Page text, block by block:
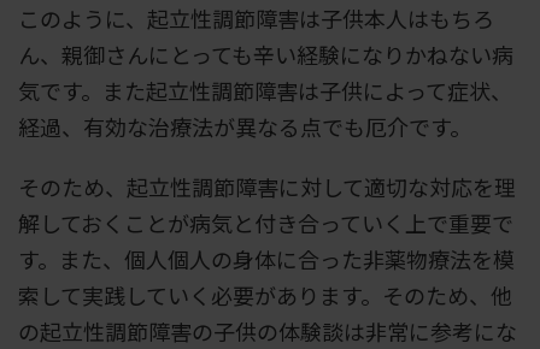
このように、起立性調節障害は子供本人はもちろ
ん、親御さんにとっても辛い経験になりかねない病
気です。また起立性調節障害は子供によって症状、
経過、有効な治療法が異なる点でも厄介です。
そのため、起立性調節障害に対して適切な対応を理
解しておくことが病気と付き合っていく上で重要で
す。また、個人個人の身体に合った非薬物療法を模
索して実践していく必要があります。そのため、他
の起立性調節障害の子供の体験談は非常に参考にな